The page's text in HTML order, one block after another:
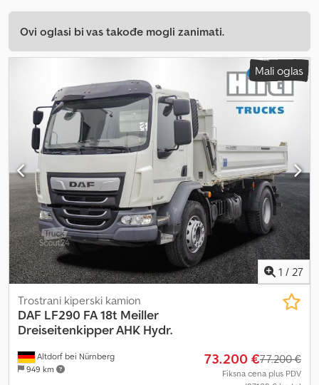
Ovi oglasi bi vas takođe mogli zanimati.
Mali oglas
1 / 27
Altdorf bei Nürnberg
949 km
Trostrani kiperski kamion
DAF LF290 FA 18t Meiller
Dreiseitenkipper AHK Hydr.
73.200 €77.200 €
Fiksna cena plus PDV